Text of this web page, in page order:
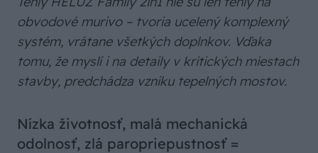
obvodové murivo – tvoria ucelený komplexný
systém, vrátane všetkých doplnkov. Vďaka
tomu, že myslí i na detaily v kritických miestach
stavby, predchádza vzniku tepelných mostov.
Nízka životnosť, malá mechanická
odolnosť, zlá paropriepustnosť =